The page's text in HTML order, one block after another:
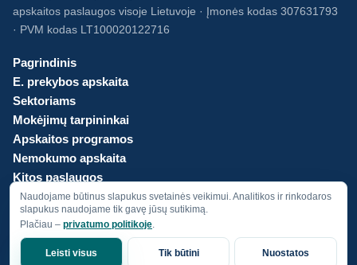
apskaitos paslaugos visoje Lietuvoje · Įmonės kodas 307631793
· PVM kodas LT100020122716
Pagrindinis
E. prekybos apskaita
Sektoriams
Mokėjimų tarpininkai
Apskaitos programos
Nemokumo apskaita
Kitos paslaugos
Kainos
Apie mus
Privatumo politika
Keisti slapukų pasirinkimą
Naudojame būtinus slapukus svetainės veikimui. Analitikos ir rinkodaros
slapukus naudojame tik gavę jūsų sutikimą.
Plačiau – privatumo politikoje.
Leisti visus Tik būtini Nuostatos